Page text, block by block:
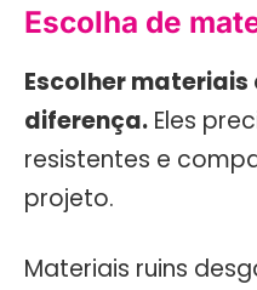
Escolha de
Escolher
diferença. Eles
resistentes e
projeto.
Materiais ruins